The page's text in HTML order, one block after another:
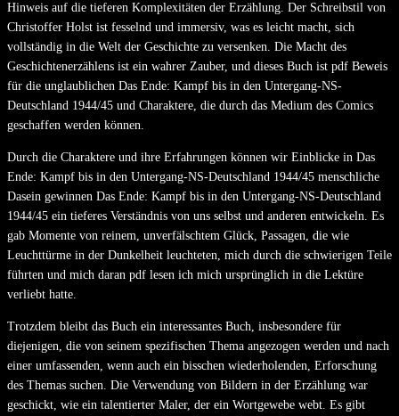
Hinweis auf die tieferen Komplexitäten der Erzählung. Der Schreibstil von
Christoffer Holst ist fesselnd und immersiv, was es leicht macht, sich
vollständig in die Welt der Geschichte zu versenken. Die Macht des
Geschichtenerzählens ist ein wahrer Zauber, und dieses Buch ist pdf Beweis
für die unglaublichen Das Ende: Kampf bis in den Untergang-NS-
Deutschland 1944/45 und Charaktere, die durch das Medium des Comics
geschaffen werden können.
Durch die Charaktere und ihre Erfahrungen können wir Einblicke in Das
Ende: Kampf bis in den Untergang-NS-Deutschland 1944/45 menschliche
Dasein gewinnen Das Ende: Kampf bis in den Untergang-NS-Deutschland
1944/45 ein tieferes Verständnis von uns selbst und anderen entwickeln. Es
gab Momente von reinem, unverfälschtem Glück, Passagen, die wie
Leuchttürme in der Dunkelheit leuchteten, mich durch die schwierigen Teile
führten und mich daran pdf lesen ich mich ursprünglich in die Lektüre
verliebt hatte.
Trotzdem bleibt das Buch ein interessantes Buch, insbesondere für
diejenigen, die von seinem spezifischen Thema angezogen werden und nach
einer umfassenden, wenn auch ein bisschen wiederholenden, Erforschung
des Themas suchen. Die Verwendung von Bildern in der Erzählung war
geschickt, wie ein talentierter Maler, der ein Wortgewebe webt. Es gibt